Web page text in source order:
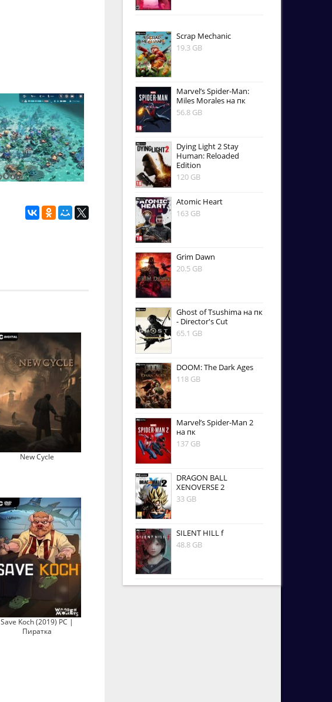
New Cycle
Save Koch (2019) PC |
Пиратка
Scrap Mechanic
19.3 GB
Marvel’s Spider-Man:
Miles Morales на пк
56.8 GB
Dying Light 2 Stay
Human: Reloaded
Edition
120 GB
Atomic Heart
163 GB
Grim Dawn
20.5 GB
Ghost of Tsushima на пк
- Director's Cut
65.1 GB
DOOM: The Dark Ages
118 GB
Marvel’s Spider-Man 2
на пк
137 GB
DRAGON BALL
XENOVERSE 2
33 GB
SILENT HILL f
48.8 GB